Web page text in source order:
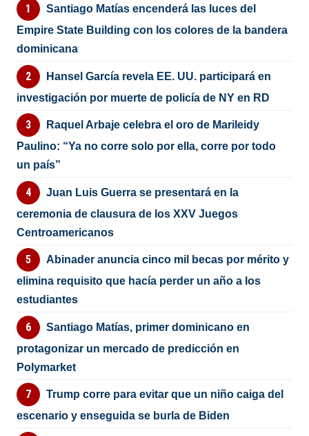
Santiago Matías encenderá las luces del
Empire State Building con los colores de la bandera
dominicana
Hansel García revela EE. UU. participará en
investigación por muerte de policía de NY en RD
Raquel Arbaje celebra el oro de Marileidy
Paulino: “Ya no corre solo por ella, corre por todo
un país”
Juan Luis Guerra se presentará en la
ceremonia de clausura de los XXV Juegos
Centroamericanos
Abinader anuncia cinco mil becas por mérito y
elimina requisito que hacía perder un año a los
estudiantes
Santiago Matías, primer dominicano en
protagonizar un mercado de predicción en
Polymarket
Trump corre para evitar que un niño caiga del
escenario y enseguida se burla de Biden